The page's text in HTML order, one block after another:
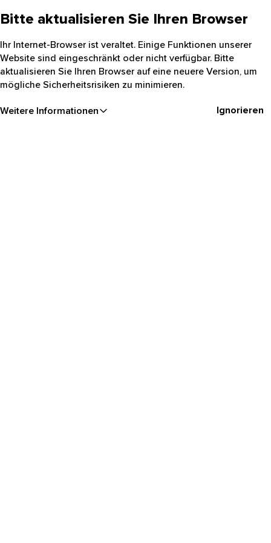
Bitte aktualisieren Sie Ihren Browser
Ihr Internet-Browser ist veraltet. Einige Funktionen unserer
Website sind eingeschränkt oder nicht verfügbar. Bitte
aktualisieren Sie Ihren Browser auf eine neuere Version, um
mögliche Sicherheitsrisiken zu minimieren.
Weitere Informationen Ignorieren